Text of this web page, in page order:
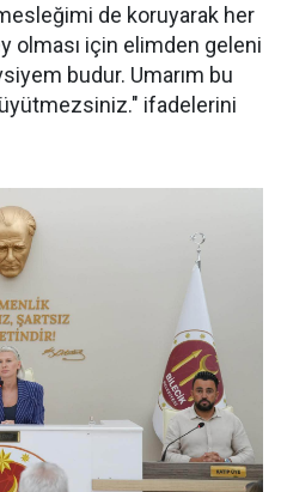
de koruyarak her
olması için elimden geleni
budur. Umarım bu
ifadelerini